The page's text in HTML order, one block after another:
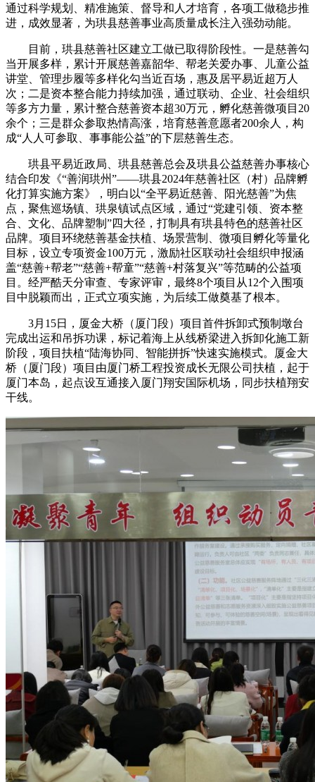
通过科学规划、精准施策、督导和人才培育，各项工做稳步推
进，成效显著，为珙县慈善事业高质量成长注入强劲动能。
目前，珙县慈善社区建立工做已取得阶段性。一是慈善勾
当开展多样，累计开展慈善嘉韶华、帮老关爱办事、儿童公益
讲堂、管理步履等多样化勾当近百场，惠及居平易近超万人
次；二是资本整合能力持续加强，通过联动、企业、社会组织
等多方力量，累计整合慈善资本超30万元，孵化慈善微项目20
余个；三是群众参取热情高涨，培育慈善意愿者200余人，构
成“人人可参取、事事能公益”的下层慈善生态。
珙县平易近政局、珙县慈善总会及珙县公益慈善办事核心
结合印发《“善润珙州”——珙县2024年慈善社区（村）品牌孵
化打算实施方案》，明白以“全平易近慈善、阳光慈善”为焦
点，聚焦巡场镇、珙泉镇试点区域，通过“党建引领、资本整
合、文化、品牌塑制”四大径，打制具有珙县特色的慈善社区
品牌。项目环绕慈善基金扶植、场景营制、微项目孵化等量化
目标，设立专项资金100万元，激励社区联动社会组织申报涵
盖“慈善+帮老”“慈善+帮童”“慈善+村落复兴”等范畴的公益项
目。经严酷天分审查、专家评审，最终8个项目从12个入围项
目中脱颖而出，正式立项实施，为后续工做奠基了根本。
3月15日，厦金大桥（厦门段）项目首件拆卸式预制墩台
完成出运和吊拆功课，标记着海上从线桥梁进入拆卸化施工新
阶段，项目扶植“陆海协同、智能拼拆”快速实施模式。厦金大
桥（厦门段）项目由厦门桥工程投资成长无限公司扶植，起于
厦门本岛，起点设互通接入厦门翔安国际机场，同步扶植翔安
干线。